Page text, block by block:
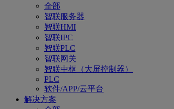
全部
智联服务器
智联HMI
智联IPC
智联PLC
智联网关
智联中枢（大屏控制器）
PLC
软件/APP/云平台
解决方案